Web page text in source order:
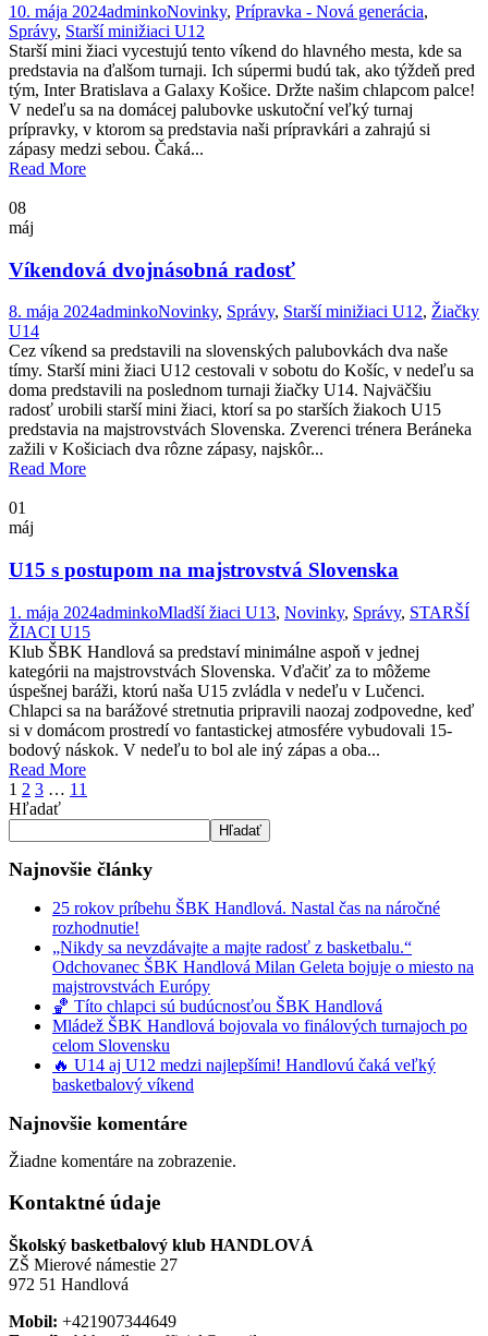
10. mája 2024adminkoNovinky, Prípravka - Nová generácia,
Správy, Starší minižiaci U12
Starší mini žiaci vycestujú tento víkend do hlavného mesta, kde sa
predstavia na ďalšom turnaji. Ich súpermi budú tak, ako týždeň pred
tým, Inter Bratislava a Galaxy Košice. Držte našim chlapcom palce!
V nedeľu sa na domácej palubovke uskutoční veľký turnaj
prípravky, v ktorom sa predstavia naši prípravkári a zahrajú si
zápasy medzi sebou. Čaká...
Read More
08
máj
Víkendová dvojnásobná radosť
8. mája 2024adminkoNovinky, Správy, Starší minižiaci U12, Žiačky
U14
Cez víkend sa predstavili na slovenských palubovkách dva naše
tímy. Starší mini žiaci U12 cestovali v sobotu do Košíc, v nedeľu sa
doma predstavili na poslednom turnaji žiačky U14. Najväčšiu
radosť urobili starší mini žiaci, ktorí sa po starších žiakoch U15
predstavia na majstrovstvách Slovenska. Zverenci trénera Beráneka
zažili v Košiciach dva rôzne zápasy, najskôr...
Read More
01
máj
U15 s postupom na majstrovstvá Slovenska
1. mája 2024adminkoMladší žiaci U13, Novinky, Správy, STARŠÍ
ŽIACI U15
Klub ŠBK Handlová sa predstaví minimálne aspoň v jednej
kategórii na majstrovstvách Slovenska. Vďačiť za to môžeme
úspešnej baráži, ktorú naša U15 zvládla v nedeľu v Lučenci.
Chlapci sa na barážové stretnutia pripravili naozaj zodpovedne, keď
si v domácom prostredí vo fantastickej atmosfére vybudovali 15-
bodový náskok. V nedeľu to bol ale iný zápas a oba...
Read More
1 2 3 … 11
Hľadať
Hľadať
Najnovšie články
25 rokov príbehu ŠBK Handlová. Nastal čas na náročné
rozhodnutie!
„Nikdy sa nevzdávajte a majte radosť z basketbalu.“
Odchovanec ŠBK Handlová Milan Geleta bojuje o miesto na
majstrovstvách Európy
🏀 Títo chlapci sú budúcnosťou ŠBK Handlová
Mládež ŠBK Handlová bojovala vo finálových turnajoch po
celom Slovensku
🔥 U14 aj U12 medzi najlepšími! Handlovú čaká veľký
basketbalový víkend
Najnovšie komentáre
Žiadne komentáre na zobrazenie.
Kontaktné údaje
Školský basketbalový klub HANDLOVÁ
ZŠ Mierové námestie 27
972 51 Handlová
Mobil: +421907344649